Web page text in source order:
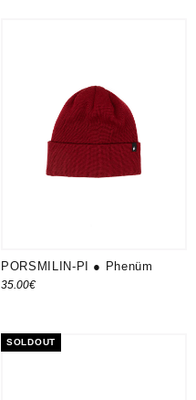
PORSMILIN-PI ● Phenüm
35.00€
SOLDOUT